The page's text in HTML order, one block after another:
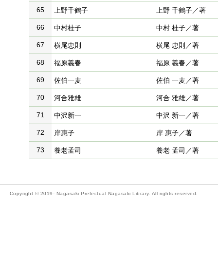
65 上野千鶴子 上野 千鶴子／著
66 中村桂子 中村 桂子／著
67 横尾忠則 横尾 忠則／著
68 福原義春 福原 義春／著
69 佐伯一麦 佐伯 一麦／著
70 河合雅雄 河合 雅雄／著
71 中沢新一 中沢 新一／著
72 岸惠子 岸 惠子／著
73 養老孟司 養老 孟司／著
Copyright © 2019- Nagasaki Prefectual Nagasaki Library. All rights reserved.